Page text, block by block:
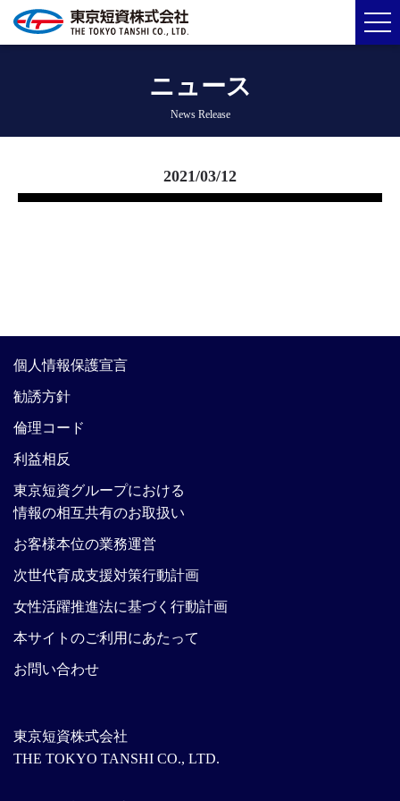
ニュース
News Release
2021/03/12
東京短資株式会社
THE TOKYO TANSHI CO., LTD.
個人情報保護宣言
勧誘方針
倫理コード
利益相反
東京短資グループにおける
情報の相互共有のお取扱い
お客様本位の業務運営
次世代育成支援対策行動計画
女性活躍推進法に基づく行動計画
本サイトのご利用にあたって
お問い合わせ